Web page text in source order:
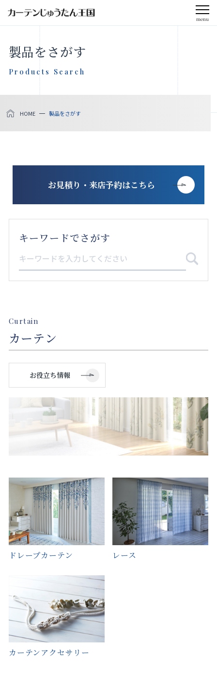
menu
会社案内
お知らせ
製品をさがす
私たちのこだわり
FAQ
お見積り来店予約はこちら
製品をさがす
Products Search
HOME 製品をさがす
お見積り・来店予約はこちら
キーワードでさがす
Curtain
カーテン
お役立ち情報
ドレープカーテン レース
カーテンアクセサリー